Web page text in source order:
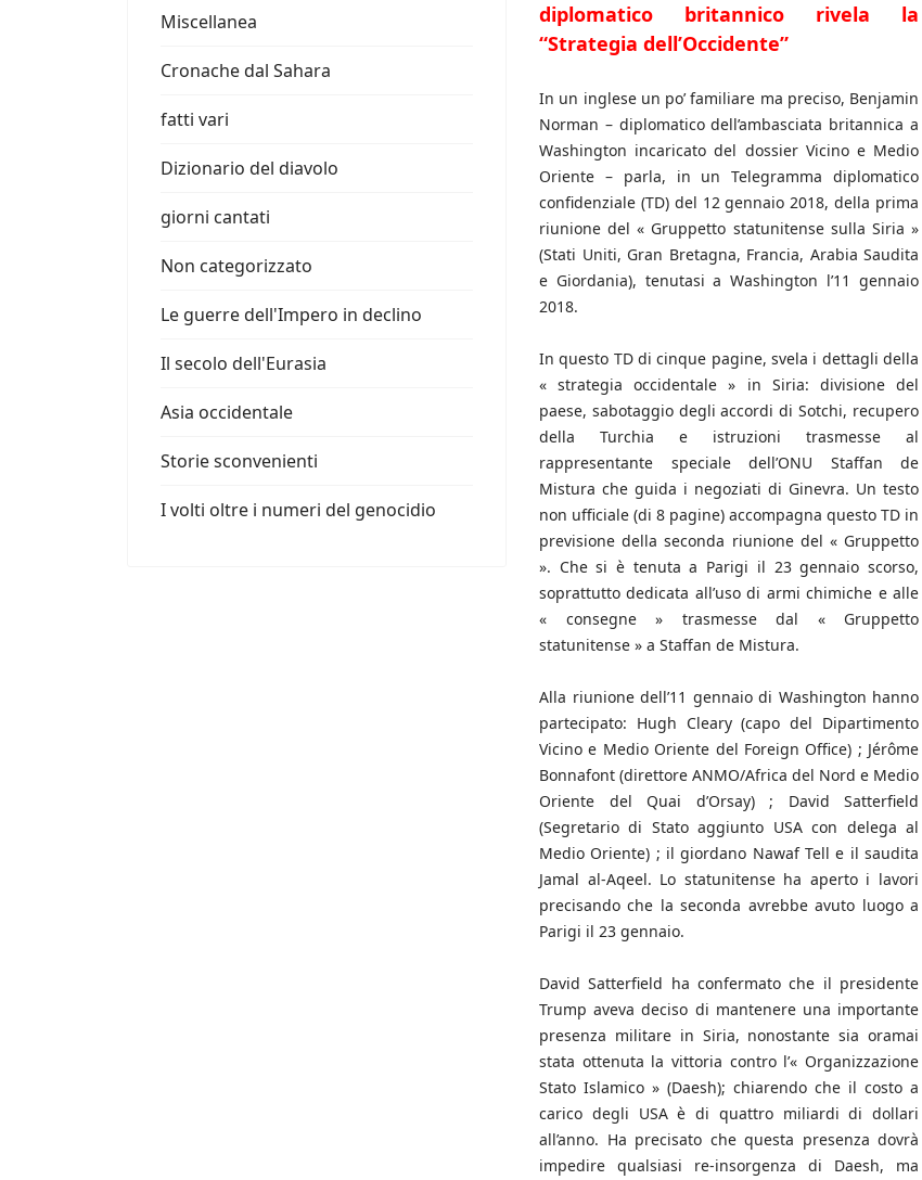
Miscellanea
Cronache dal Sahara
fatti vari
Dizionario del diavolo
giorni cantati
Non categorizzato
Le guerre dell'Impero in declino
Il secolo dell'Eurasia
Asia occidentale
Storie sconvenienti
I volti oltre i numeri del genocidio
diplomatico britannico rivela la
“Strategia dell’Occidente”
In un inglese un po’ familiare ma preciso, Benjamin
Norman – diplomatico dell’ambasciata britannica a
Washington incaricato del dossier Vicino e Medio
Oriente – parla, in un Telegramma diplomatico
confidenziale (TD) del 12 gennaio 2018, della prima
riunione del « Gruppetto statunitense sulla Siria »
(Stati Uniti, Gran Bretagna, Francia, Arabia Saudita
e Giordania), tenutasi a Washington l’11 gennaio
2018.
In questo TD di cinque pagine, svela i dettagli della
« strategia occidentale » in Siria: divisione del
paese, sabotaggio degli accordi di Sotchi, recupero
della Turchia e istruzioni trasmesse al
rappresentante speciale dell’ONU Staffan de
Mistura che guida i negoziati di Ginevra. Un testo
non ufficiale (di 8 pagine) accompagna questo TD in
previsione della seconda riunione del « Gruppetto
». Che si è tenuta a Parigi il 23 gennaio scorso,
soprattutto dedicata all’uso di armi chimiche e alle
« consegne » trasmesse dal « Gruppetto
statunitense » a Staffan de Mistura.
Alla riunione dell’11 gennaio di Washington hanno
partecipato: Hugh Cleary (capo del Dipartimento
Vicino e Medio Oriente del Foreign Office) ; Jérôme
Bonnafont (direttore ANMO/Africa del Nord e Medio
Oriente del Quai d’Orsay) ; David Satterfield
(Segretario di Stato aggiunto USA con delega al
Medio Oriente) ; il giordano Nawaf Tell e il saudita
Jamal al-Aqeel. Lo statunitense ha aperto i lavori
precisando che la seconda avrebbe avuto luogo a
Parigi il 23 gennaio.
David Satterfield ha confermato che il presidente
Trump aveva deciso di mantenere una importante
presenza militare in Siria, nonostante sia oramai
stata ottenuta la vittoria contro l’« Organizzazione
Stato Islamico » (Daesh); chiarendo che il costo a
carico degli USA è di quattro miliardi di dollari
all’anno. Ha precisato che questa presenza dovrà
impedire qualsiasi re-insorgenza di Daesh, ma